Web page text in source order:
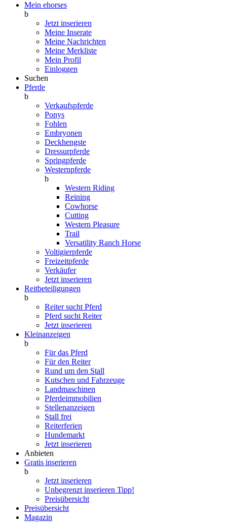
Mein ehorses
b
Jetzt inserieren
Meine Inserate
Meine Nachrichten
Meine Merkliste
Mein Profil
Einloggen
Suchen
Pferde
b
Verkaufspferde
Ponys
Fohlen
Embryonen
Deckhengste
Dressurpferde
Springpferde
Westernpferde
b
Western Riding
Reining
Cowhorse
Cutting
Western Pleasure
Trail
Versatility Ranch Horse
Voltigierpferde
Freizeitpferde
Verkäufer
Jetzt inserieren
Reitbeteiligungen
b
Reiter sucht Pferd
Pferd sucht Reiter
Jetzt inserieren
Kleinanzeigen
b
Für das Pferd
Für den Reiter
Rund um den Stall
Kutschen und Fahrzeuge
Landmaschinen
Pferdeimmobilien
Stellenanzeigen
Stall frei
Reiterferien
Hundemarkt
Jetzt inserieren
Anbieten
Gratis inserieren
b
Jetzt inserieren
Unbegrenzt inserieren Tipp!
Preisübersicht
Preisübersicht
Magazin